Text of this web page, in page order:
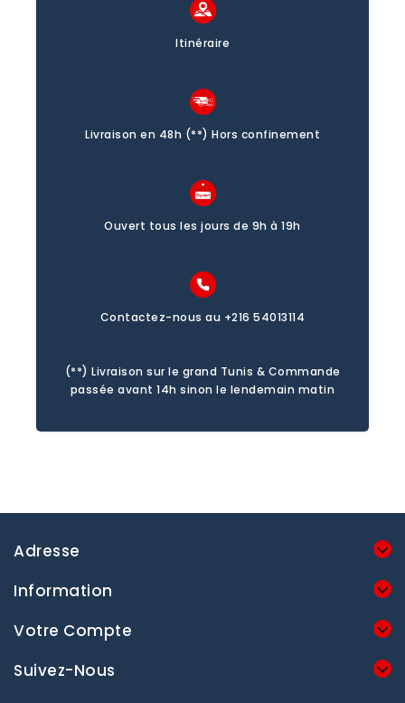
Itinéraire
Livraison en 48h (**) Hors confinement
Ouvert tous les jours de 9h à 19h
Contactez-nous au +216 54013114
(**) Livraison sur le grand Tunis & Commande
passée avant 14h sinon le lendemain matin
Adresse
Information
Votre Compte
Suivez-Nous